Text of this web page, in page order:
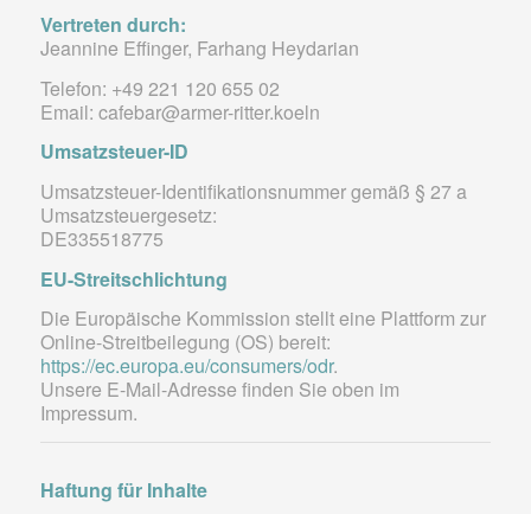
Vertreten durch:
Jeannine Effinger, Farhang Heydarian
Telefon: +49 221 120 655 02
Email: cafebar@armer-ritter.koeln
Umsatzsteuer-ID
Umsatzsteuer-Identifikationsnummer gemäß § 27 a
Umsatzsteuergesetz:
DE335518775
EU-Streitschlichtung
Die Europäische Kommission stellt eine Plattform zur
Online-Streitbeilegung (OS) bereit:
https://ec.europa.eu/consumers/odr.
Unsere E-Mail-Adresse finden Sie oben im
Impressum.
Haftung für Inhalte